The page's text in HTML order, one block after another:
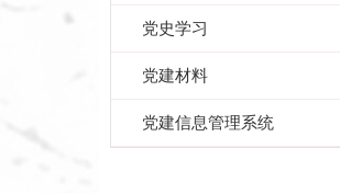
党史学习
党建材料
党建信息管理系统